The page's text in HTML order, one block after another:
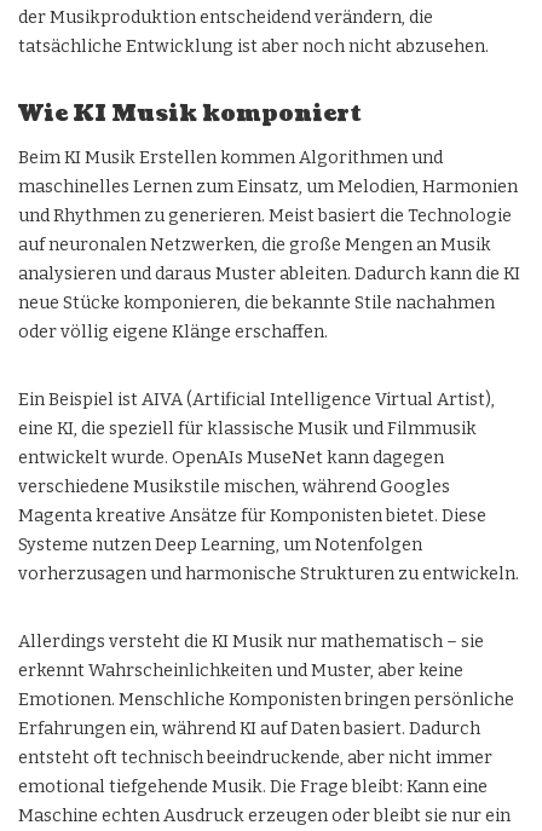
der Musikproduktion entscheidend verändern, die
tatsächliche Entwicklung ist aber noch nicht abzusehen.
Wie KI Musik komponiert
Beim KI Musik Erstellen kommen Algorithmen und
maschinelles Lernen zum Einsatz, um Melodien, Harmonien
und Rhythmen zu generieren. Meist basiert die Technologie
auf neuronalen Netzwerken, die große Mengen an Musik
analysieren und daraus Muster ableiten. Dadurch kann die KI
neue Stücke komponieren, die bekannte Stile nachahmen
oder völlig eigene Klänge erschaffen.
Ein Beispiel ist AIVA (Artificial Intelligence Virtual Artist),
eine KI, die speziell für klassische Musik und Filmmusik
entwickelt wurde. OpenAIs MuseNet kann dagegen
verschiedene Musikstile mischen, während Googles
Magenta kreative Ansätze für Komponisten bietet. Diese
Systeme nutzen Deep Learning, um Notenfolgen
vorherzusagen und harmonische Strukturen zu entwickeln.
Allerdings versteht die KI Musik nur mathematisch – sie
erkennt Wahrscheinlichkeiten und Muster, aber keine
Emotionen. Menschliche Komponisten bringen persönliche
Erfahrungen ein, während KI auf Daten basiert. Dadurch
entsteht oft technisch beeindruckende, aber nicht immer
emotional tiefgehende Musik. Die Frage bleibt: Kann eine
Maschine echten Ausdruck erzeugen oder bleibt sie nur ein